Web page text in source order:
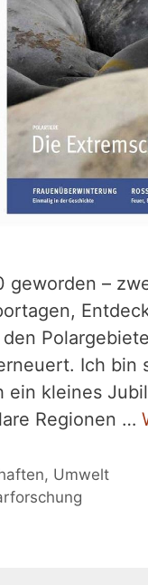
geworden –
Ich
ein kleines
Regionen …
, Umwelt